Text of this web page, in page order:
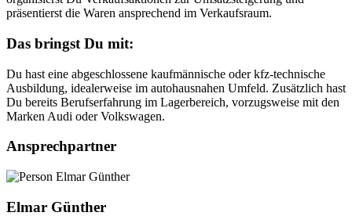
präsentierst die Waren ansprechend im Verkaufsraum.
Das bringst Du mit:
Du hast eine abgeschlossene kaufmännische oder kfz-technische
Ausbildung, idealerweise im autohausnahen Umfeld. Zusätzlich hast
Du bereits Berufserfahrung im Lagerbereich, vorzugsweise mit den
Marken Audi oder Volkswagen.
Ansprechpartner
Elmar Günther